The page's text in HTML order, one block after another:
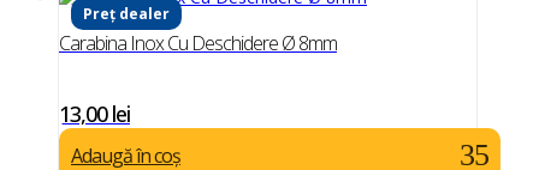
Preț dealer
Carabina Inox Cu Deschidere Ø 8mm
13,00lei
Adaugă în coș